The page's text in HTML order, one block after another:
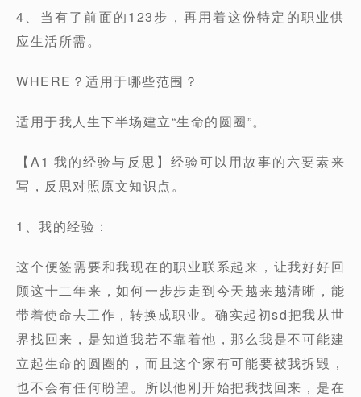
4、当有了前面的123步，再用着这份特定的职业供
应生活所需。
WHERE？适用于哪些范围？
适用于我人生下半场建立“生命的圆圈”。
【A1 我的经验与反思】经验可以用故事的六要素来
写，反思对照原文知识点。
1、我的经验：
这个便签需要和我现在的职业联系起来，让我好好回
顾这十二年来，如何一步步走到今天越来越清晰，能
带着使命去工作，转换成职业。确实起初sd把我从世
界找回来，是知道我若不靠着他，那么我是不可能建
立起生命的圆圈的，而且这个家有可能要被我拆毁，
也不会有任何盼望。所以他刚开始把我找回来，是在